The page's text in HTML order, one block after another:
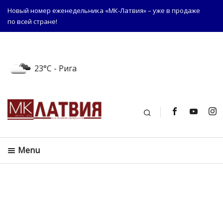
Новый номер еженедельника «МК-Латвия» – уже в продаже
по всей стране!
23°C - Рига
Поиск
Menu